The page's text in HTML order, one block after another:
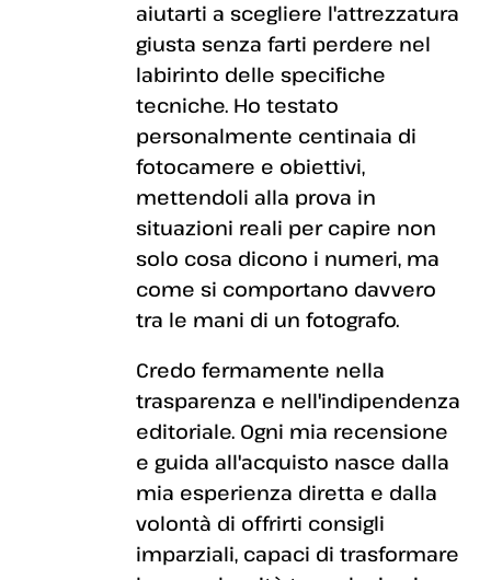
aiutarti a scegliere l'attrezzatura
giusta senza farti perdere nel
labirinto delle specifiche
tecniche. Ho testato
personalmente centinaia di
fotocamere e obiettivi,
mettendoli alla prova in
situazioni reali per capire non
solo cosa dicono i numeri, ma
come si comportano davvero
tra le mani di un fotografo.
Credo fermamente nella
trasparenza e nell'indipendenza
editoriale. Ogni mia recensione
e guida all'acquisto nasce dalla
mia esperienza diretta e dalla
volontà di offrirti consigli
imparziali, capaci di trasformare